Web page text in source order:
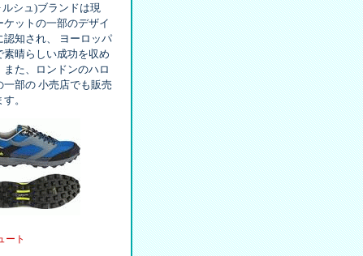
ルシュ)ブランドは現
ケットの一部のデザイ
認知され、 ヨーロッパ
素晴らしい成功を収め
また、ロンドンのハロ
一部の 小売店でも販売
。
ート